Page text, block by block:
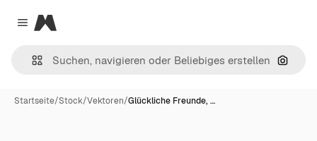
Close menu
Magnific
Nach
Startseite/Stock/Vektoren/Glückliche Freunde, …